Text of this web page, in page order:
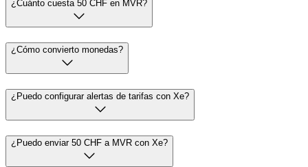
¿Cuánto cuesta 50 CHF en MVR?
¿Cómo convierto monedas?
¿Puedo configurar alertas de tarifas con Xe?
¿Puedo enviar 50 CHF a MVR con Xe?